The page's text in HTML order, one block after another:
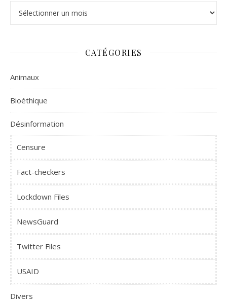
CATÉGORIES
Animaux
Bioéthique
Désinformation
Censure
Fact-checkers
Lockdown Files
NewsGuard
Twitter Files
USAID
Divers